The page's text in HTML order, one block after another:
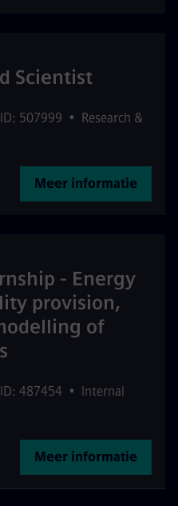
Scientist
507999 • Research &
Meer informatie
- Energy
provision,
of
487454 • Internal
Meer informatie